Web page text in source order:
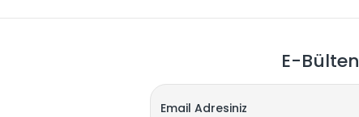
E-Bülten